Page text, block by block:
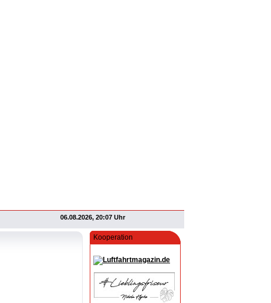
06.08.2026, 20:07 Uhr
Kooperation